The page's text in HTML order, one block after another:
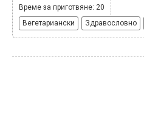
Време за приготвяне: 20
Вегетариански
Здравословно